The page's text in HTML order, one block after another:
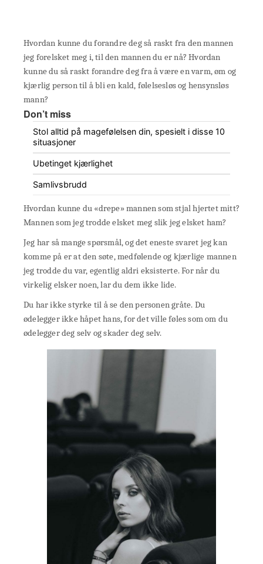
Hvordan kunne du forandre deg så raskt fra den mannen
jeg forelsket meg i, til den mannen du er nå? Hvordan
kunne du så raskt forandre deg fra å være en varm, øm og
kjærlig person til å bli en kald, følelsesløs og hensynsløs
mann?
Don’t miss
Stol alltid på magefølelsen din, spesielt i disse 10
situasjoner
Ubetinget kjærlighet
Samlivsbrudd
Hvordan kunne du «drepe» mannen som stjal hjertet mitt?
Mannen som jeg trodde elsket meg slik jeg elsket ham?
Jeg har så mange spørsmål, og det eneste svaret jeg kan
komme på er at den søte, medfølende og kjærlige mannen
jeg trodde du var, egentlig aldri eksisterte. For når du
virkelig elsker noen, lar du dem ikke lide.
Du har ikke styrke til å se den personen gråte. Du
ødelegger ikke håpet hans, for det ville føles som om du
ødelegger deg selv og skader deg selv.